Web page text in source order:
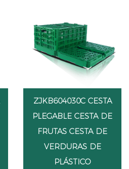
ZJKB604030C CESTA
PLEGABLE CESTA DE
FRUTAS CESTA DE
VERDURAS DE
PLÁSTICO